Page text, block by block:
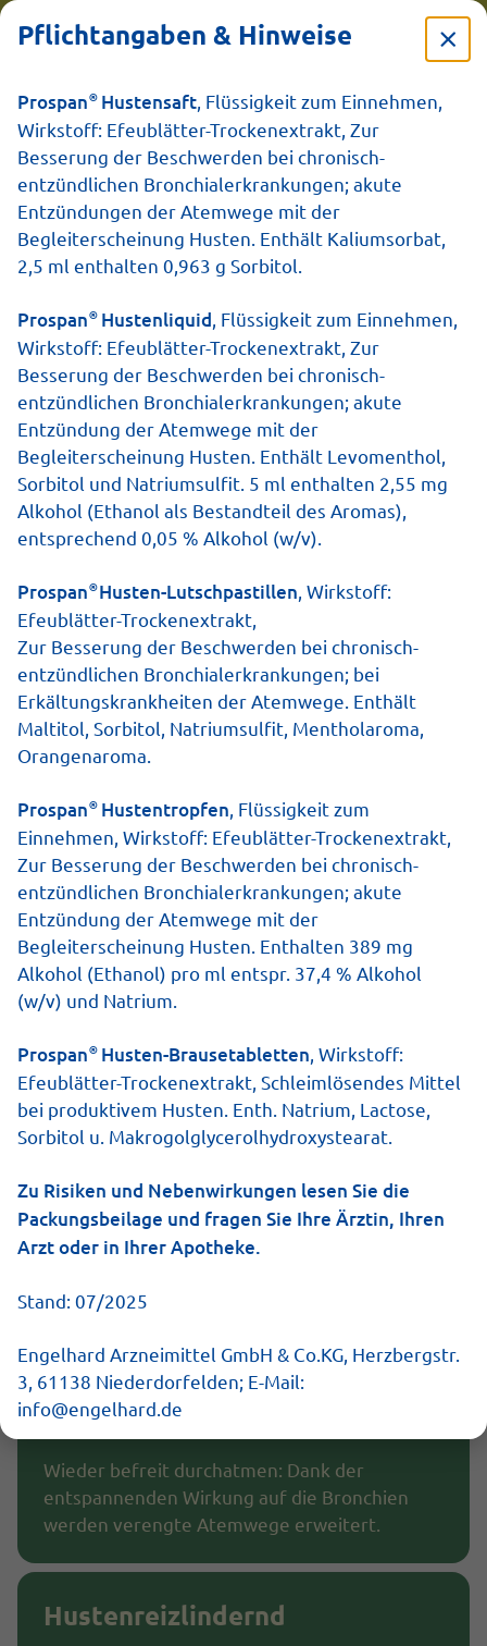
Prospan
Hustenliquid im
Stickbeutel
Packungsbeilage herunterladen
Löst den Schleim und fördert das Durchatmen
Lindert den Hustenreiz & die Entzündung
Ideal für unterwegs
Online kaufen Apotheke vor Ort
Die Wirkung von Prospan
Prospan befreit 4-fach stark von Husten und
Bronchitis:
Schleimlösend
Löst den festsitzenden Schleim in den
Bronchienerweiternd
Wieder befreit durchatmen: Dank der
entspannenden Wirkung auf die Bronchien
werden verengte Atemwege erweitert.
Hustenreizlindernd
Pflichtangaben & Hinweise
Prospan®Hustensaft , Flüssigkeit zum Einnehmen,
Wirkstoff: Efeublätter-Trockenextrakt, Zur
Besserung der Beschwerden bei chronisch-
entzündlichen Bronchialerkrankungen; akute
Entzündungen der Atemwege mit der
Begleiterscheinung Husten. Enthält Kaliumsorbat,
2,5 ml enthalten 0,963 g Sorbitol.
Prospan®Hustenliquid , Flüssigkeit zum Einnehmen,
Wirkstoff: Efeublätter-Trockenextrakt, Zur
Besserung der Beschwerden bei chronisch-
entzündlichen Bronchialerkrankungen; akute
Entzündung der Atemwege mit der
Begleiterscheinung Husten. Enthält Levomenthol,
Sorbitol und Natriumsulfit. 5 ml enthalten 2,55 mg
Alkohol (Ethanol als Bestandteil des Aromas),
entsprechend 0,05 % Alkohol (w/v).
Prospan® Husten-Lutschpastillen , Wirkstoff:
Efeublätter-Trockenextrakt,
Zur Besserung der Beschwerden bei chronisch-
entzündlichen Bronchialerkrankun­gen; bei
Erkältungskrankheiten der Atemwege. Enthält
Maltitol, Sorbitol, Natriumsulfit, Mentholaroma,
Orangenaroma.
Prospan®Hustentropfen , Flüssigkeit zum
Einnehmen, Wirkstoff: Efeublätter-Trockenextrakt,
Zur Besserung der Beschwerden bei chronisch-
entzündlichen Bronchialerkrankungen; akute
Entzündung der Atemwege mit der
Begleiterscheinung Husten. Enthalten 389 mg
Alkohol (Ethanol) pro ml entspr. 37,4 % Alkohol
(w/v) und Natrium.
Prospan®Husten-Brausetabletten , Wirkstoff:
Efeublätter-Trockenextrakt, Schleimlösendes Mittel
bei produktivem Husten. Enth. Natrium, Lactose,
Sorbitol u. Makrogolglycerolhydroxystearat.
Zu Risiken und Nebenwirkungen lesen Sie die
Packungsbeilage und fragen Sie Ihre Ärztin, Ihren
Arzt oder in Ihrer Apotheke.
Stand: 07/2025
Engelhard Arzneimittel GmbH & Co.KG, Herzbergstr.
3, 61138 Niederdorfelden; E-Mail:
info@engelhard.de